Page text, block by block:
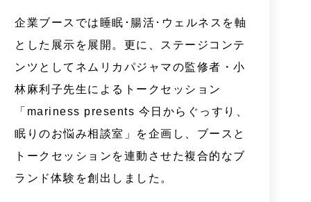
企業ブースでは睡眠･腸活･ウェルネスを軸
とした展示を展開。更に、ステージコンテ
ンツとしてネムリカパジャマの監修者・小
林麻利子先生によるトークセッション
「mariness presents 今日からぐっすり、
眠りのお悩み相談室」を企画し、ブースと
トークセッションを連動させた複合的なブ
ランド体験を創出しました。